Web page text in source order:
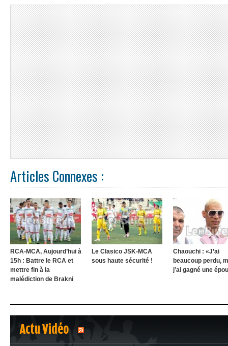
Articles Connexes :
RCA-MCA, Aujourd’hui à
15h : Battre le RCA et
mettre fin à la
malédiction de Brakni
Le Clasico JSK-MCA
sous haute sécurité !
Chaouchi : «J’ai
beaucoup perdu,
j’ai gagné une
Actu Vidéo
1 2